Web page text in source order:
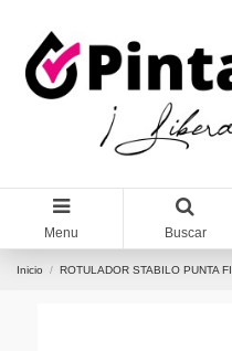
Menu Buscar
Inicio ROTULADOR STABILO PUNTA